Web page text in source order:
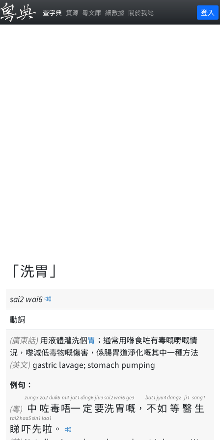
查字典 資源 粵文庫 細數據 關於我哋 登入
「洗胃」
sai2 wai6
動詞
(廣東話) 用液體灌洗個胃 ；通常用喺食咗有毒嘅嘢嘅情
況，嚟減低毒物嘅傷害，係腸胃道淨化嘅其中一種方法
(英文) gastric lavage; stomach pumping
例句：
(粵) 中
zung3
咗
zo2
毒
duk6
唔
m4
一
jat1
定
ding6
要
jiu3
洗
sai2
胃
wai6
嘅
ge3
， 不
bat1
如
jyu4
等
dang2
醫
ji1
生
sang1
睇
tai2
吓
haa5
先
sin1
啦
laa1
。